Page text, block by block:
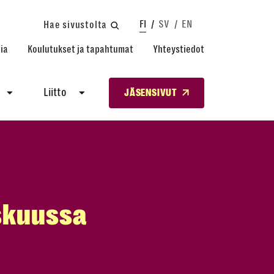
Hae sivustolta FI SV EN
Koulutukset ja tapahtumat Yhteystiedot
Liitto JÄSENSIVUT